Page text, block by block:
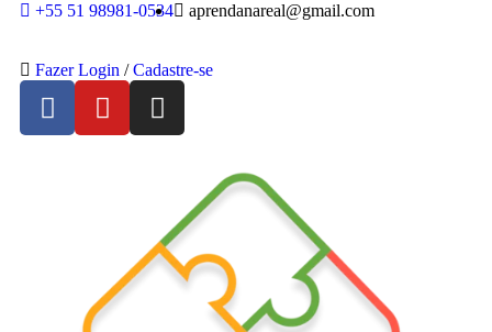
+55 51 98981-0534 aprendanareal@gmail.com
Fazer Login / Cadastre-se